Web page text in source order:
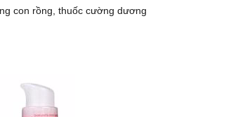
con rồng, thuốc cường dương